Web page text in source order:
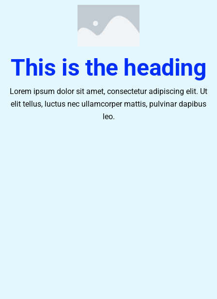
This is the heading
Lorem ipsum dolor sit amet, consectetur adipiscing elit. Ut
elit tellus, luctus nec ullamcorper mattis, pulvinar dapibus
leo.